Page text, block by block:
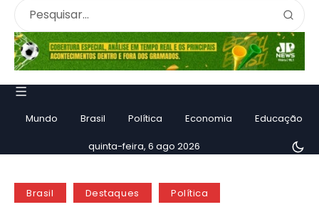
Mundo Brasil Política Economia Educação
quinta-feira, 6 ago 2026
Brasil Destaques Política